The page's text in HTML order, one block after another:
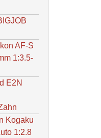
AF-S
1:3.5-
E2N
Kogaku
1:2.8